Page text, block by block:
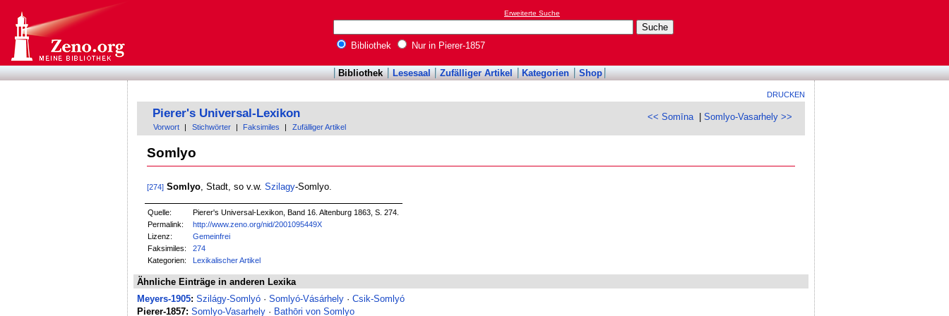
Erweiterte Suche
Bibliothek Nur in Pierer-1857
Bibliothek Lesesaal Zufälliger Artikel Kategorien Shop
DRUCKEN
<< Somīna|Somlyo-Vasarhely >>
Pierer's Universal-Lexikon
Vorwort Stichwörter Faksimiles Zufälliger Artikel
Somlyo
[274] Somlyo, Stadt, so v.w. Szilagy-Somlyo.
Quelle:
Pierer's Universal-Lexikon, Band 16. Altenburg 1863, S. 274.
Permalink:
http://www.zeno.org/nid/2001095449X
Lizenz:
Gemeinfrei
Faksimiles:
274
Kategorien:
Lexikalischer Artikel
Ähnliche Einträge in anderen Lexika
Meyers-1905: Szilágy-Somlyó ·Somlyó-Vásárhely ·Csik-Somlyó
Pierer-1857: Somlyo-Vasarhely · Bathōri von Somlyo